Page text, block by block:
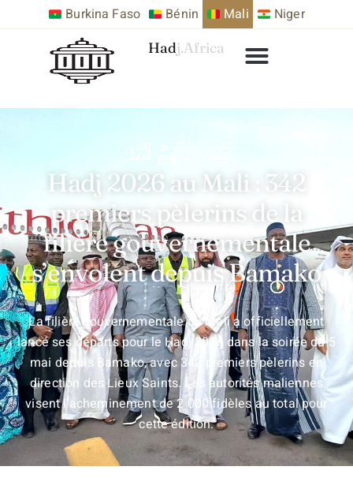
Burkina Faso Bénin Mali Niger
Hadj.Africa
لَبَّيْكَ اللَّهُمَّ لَبَّيْك
Hadj 2026 au Mali : 342
premiers pèlerins de la
filière gouvernementale
s’envolent depuis Bamako
La filière gouvernementale du Mali a officiellement
lancé ses départs pour le Hadj 2026 dans la soirée du 5
mai depuis Bamako, avec 342 premiers pèlerins en
direction des Lieux Saints. Les autorités maliennes
visent l'acheminement de 2 000 fidèles au total pour
cette édition.